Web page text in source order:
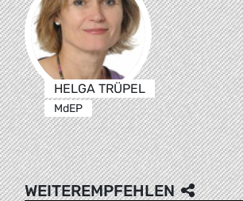
HELGA TRÜPEL
MdEP
WEITEREMPFEHLEN